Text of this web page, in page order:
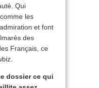
Qui
les
et font
des
Français, ce
dossier ce qui